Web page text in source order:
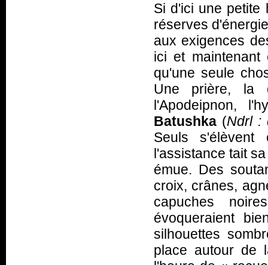
Si d'ici une petite
réserves
aux exigences
ici et maintenant
qu'une seule
Une prière, la
l'Apodeipnon,
Batushka(Ndrl :
Seuls
l'assistance tait
émue. Des
croix, crânes,
capuches
évoqueraient
silhouettes
place autour de